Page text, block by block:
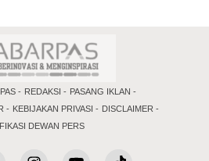
REDAKSI
PASANG IKLAN
KEBIJAKAN PRIVASI
DISCLAIMER
DEWAN PERS